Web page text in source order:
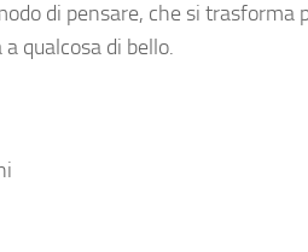
di pensare, che si
qualcosa di bello.